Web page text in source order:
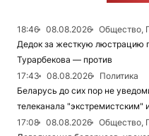
18:46 08.08.2026
Общество,
Дедок за жесткую люстрацию
Турарбекова — против
17:43
08.08.2026
Политика
Беларусь до сих пор не
телеканала "экстремистским"
17:08
08.08.2026
Общество,